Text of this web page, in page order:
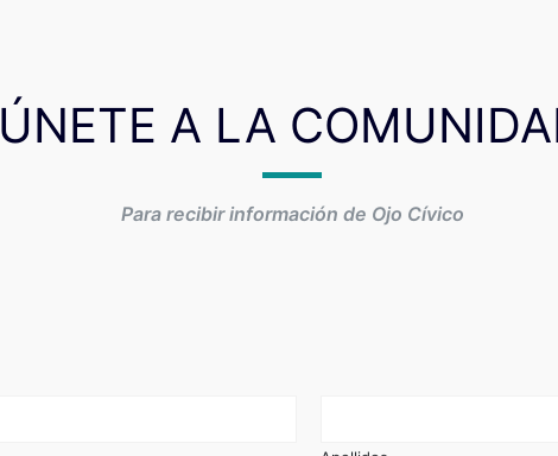
ÚNETE A LA
Para recibir información de Ojo Cívico